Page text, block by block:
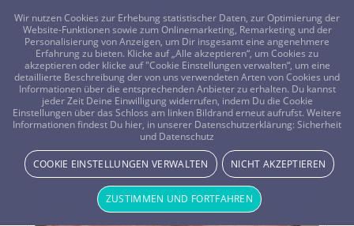
FRAGEN? KOSTENLOS ANRUFEN: 0800-8478266
Wir nutzen Cookies zur Erhebung statistischer Daten, zur Optimierung der
Website-Funktionen sowie zum Onlinemarketing, Remarketing und der
Personalisierung von Anzeigen, um Dir insgesamt eine angenehmere
Erfahrung zu bieten. Klicke auf „Alle akzeptieren“, um Cookies zu
akzeptieren oder klicke auf "Cookie Einstellungen verwalten“, um eine
detaillierte Beschreibung der von uns verwendeten Arten von Cookies und
Informationen über die entsprechenden Anbieter zu erhalten. Du kannst
jeder Zeit Deine Einwilligung widerrufen, indem Du die Cookie
Einstellungen über das Schloss am linken Bildrand erneut aufrufst. Weitere
Informationen findest Du hier, in unserer Datenschutzerklärung: Sicherheit
und Datenschutz
COOKIE EINSTELLUNGEN VERWALTEN NICHT AKZEPTIEREN
ZUSTIMMEN UND FORTFAHREN